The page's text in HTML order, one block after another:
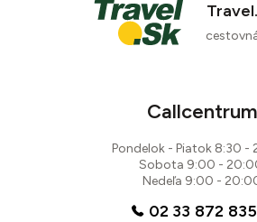
Callcentrum
Pondelok - Piatok 8:30 -
Sobota 9:00 -
Nedeľa 9:00 -
02 33 872 835